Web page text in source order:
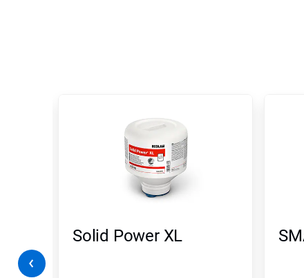
navegarSolid Power XL